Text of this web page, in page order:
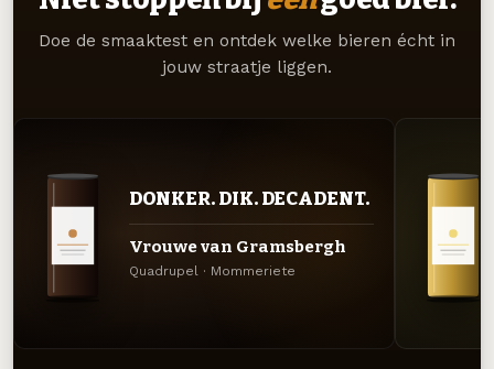
Doe de smaaktest en ontdek welke bieren écht in
jouw straatje liggen.
DONKER. DIK. DECADENT.
Vrouwe van Gramsbergh
Quadrupel · Mommeriete